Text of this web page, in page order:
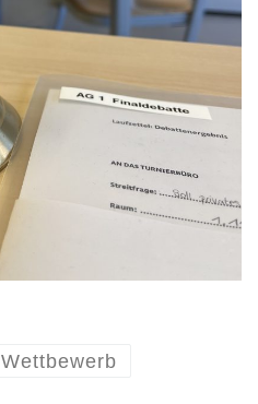
Wettbewerb